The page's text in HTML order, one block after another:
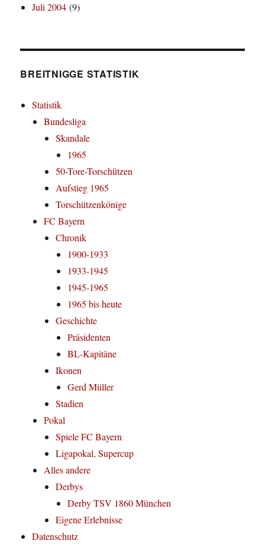
Juli 2004 (9)
BREITNIGGE STATISTIK
Statistik
Bundesliga
Skandale
1965
50-Tore-Torschützen
Aufstieg 1965
Torschützenkönige
FC Bayern
Chronik
1900-1933
1933-1945
1945-1965
1965 bis heute
Geschichte
Präsidenten
BL-Kapitäne
Ikonen
Gerd Müller
Stadien
Pokal
Spiele FC Bayern
Ligapokal, Supercup
Alles andere
Derbys
Derby TSV 1860 München
Eigene Erlebnisse
Datenschutz